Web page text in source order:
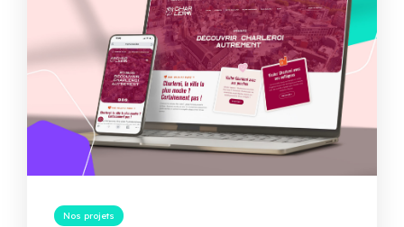
Nos projets